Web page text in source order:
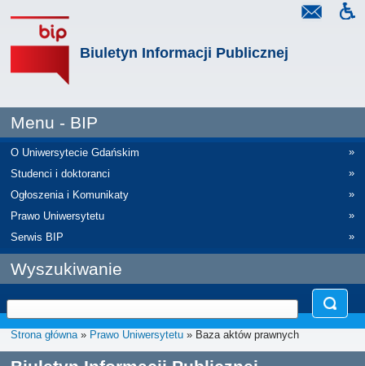
Biuletyn Informacji Publicznej
Menu - BIP
O Uniwersytecie Gdańskim
»
Studenci i doktoranci
»
Ogłoszenia i Komunikaty
»
Prawo Uniwersytetu
»
Serwis BIP
»
Wyszukiwanie
Strona główna» Prawo Uniwersytetu » Baza aktów prawnych